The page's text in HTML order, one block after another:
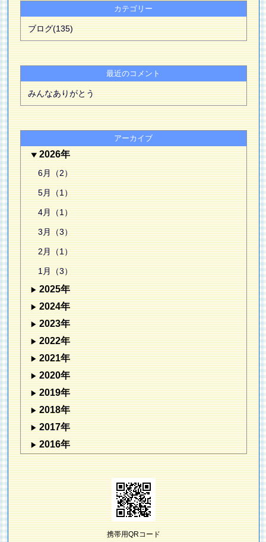
カテゴリー
ブログ(135)
最近のコメント
みんなありがとう
アーカイブ
2026年
6月（2）
5月（1）
4月（1）
3月（3）
2月（1）
1月（3）
2025年
2024年
2023年
2022年
2021年
2020年
2019年
2018年
2017年
2016年
携帯用QRコード